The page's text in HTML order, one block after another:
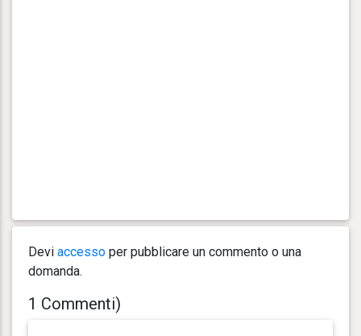
Devi accesso per pubblicare un commento o una
domanda.
1 Commenti)